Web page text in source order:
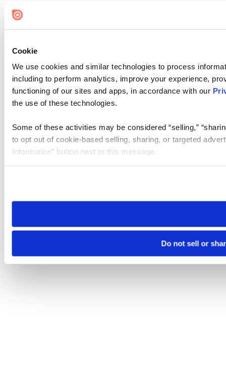
Cookie
We use cookies and similar technologies to process
including to perform analytics, improve your experience,
functioning of our sites and apps, in accordance with our
the use of these technologies.
Some of these activities may be considered “selling,”
to opt out of cookie-based selling, sharing, or targeted
Information” button next to this message.
need to be set again.
Do not sell or